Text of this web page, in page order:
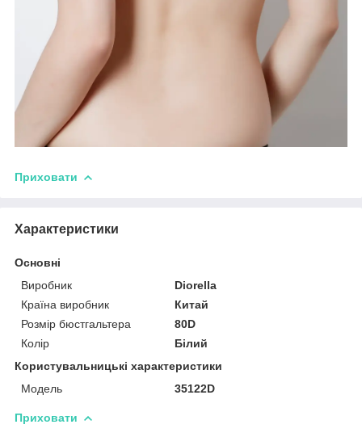
Приховати
Характеристики
Основні
Виробник
Diorella
Країна виробник
Китай
Розмір бюстгальтера
80D
Колір
Білий
Користувальницькі характеристики
Модель
35122D
Приховати